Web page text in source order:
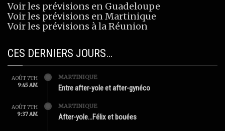
Voir les prévisions en Guadeloupe
Voir les prévisions en Martinique
Voir les prévisions à la Réunion
CES DERNIERS JOURS…
AOÛT 7TH
9:45 AM
MARTINIQUE
Entre after-yole et after-gynéco
AOÛT 7TH
9:37 AM
MARTINIQUE
After-yole…Félix et bouées